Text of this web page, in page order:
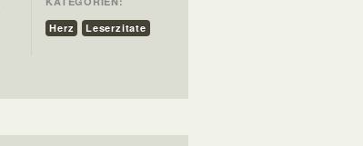
Herz
Leserzitate